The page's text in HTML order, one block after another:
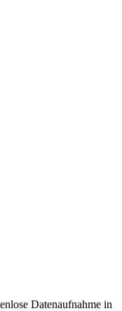
Datenaufnahme in